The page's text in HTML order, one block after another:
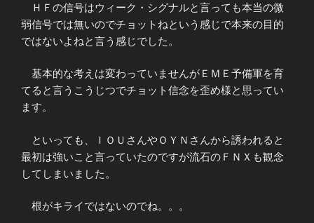
ＨＦの信号はウィーク・シグナルと言っても本当の微
弱信号では無いのでチョットねという感じで本来の目的
ではないよねと言う感じでした。
基本的な考えは変わっていませんがＥＭＥ予備軍を育
てると言うこうじつでチョット信念を歪め様と思ってい
ます。
といっても、ＩＯＵさんやＯＹＮさんから誘われると
最初は強いこと言っていたのですが流石のＦＮＸも観念
してしまいました。
根がキライではないのでね。。。